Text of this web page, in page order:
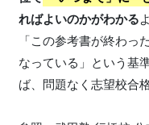
ればよいのかがわかる
「この参考書が終わっ
なっている」という基
ば、問題なく志望校合